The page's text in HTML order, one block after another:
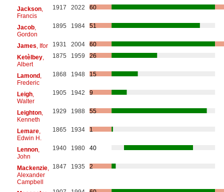
Jackson,
Francis
1917 2022 60
Jacob,
Gordon
1895 1984 51
James , Ifor 1931 2004
60
Ketèlbey,
Albert
1875 1959 26
Lamond,
Frederic
1868 1948 15
Leigh,
Walter
1905 1942 9
Leighton,
Kenneth
1929 1988 55
Lemare,
Edwin H.
1865 1934 1
Lennon,
John
1940 1980 40
Mackenzie,
Alexander
Campbell
1847 1935 2